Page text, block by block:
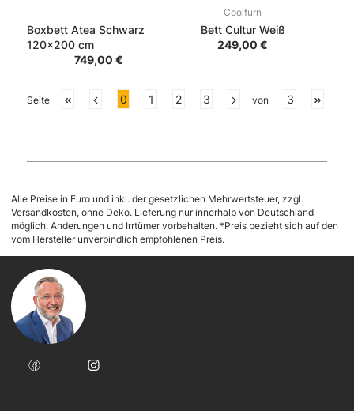
Boxbett Atea Schwarz
120x200 cm
749,00 €
Coolfurn
Bett Cultur Weiß
249,00 €
Seite Seite
0 Seite
1 Seite
2 Seite
3 von Seite
3
Alle Preise in Euro und inkl. der gesetzlichen Mehrwertsteuer, zzgl.
Versandkosten, ohne Deko. Lieferung nur innerhalb von Deutschland
möglich. Änderungen und Irrtümer vorbehalten. *Preis bezieht sich auf den
vom Hersteller unverbindlich empfohlenen Preis.